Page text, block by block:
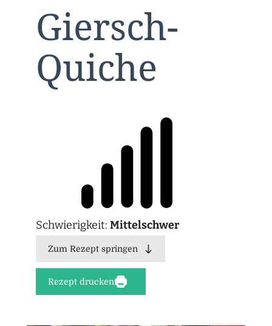
Giersch-
Quiche
Schwierigkeit: Mittelschwer
Zum Rezept springen
Rezept drucken